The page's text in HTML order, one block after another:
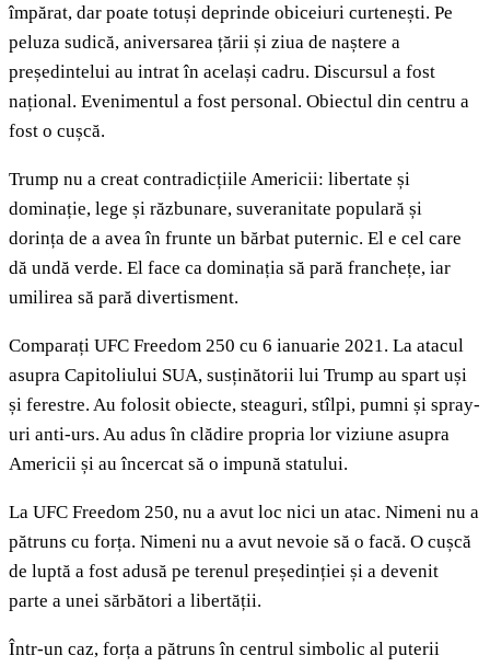
împărat, dar poate totuși deprinde obiceiuri curtenești. Pe
peluza sudică, aniversarea țării și ziua de naștere a
președintelui au intrat în același cadru. Discursul a fost
național. Evenimentul a fost personal. Obiectul din centru a
fost o cușcă.
Trump nu a creat contradicțiile Americii: libertate și
dominație, lege și răzbunare, suveranitate populară și
dorința de a avea în frunte un bărbat puternic. El e cel care
dă undă verde. El face ca dominația să pară franchețe, iar
umilirea să pară divertisment.
Comparați UFC Freedom 250 cu 6 ianuarie 2021. La atacul
asupra Capitoliului SUA, susținătorii lui Trump au spart uși
și ferestre. Au folosit obiecte, steaguri, stîlpi, pumni și spray-
uri anti-urs. Au adus în clădire propria lor viziune asupra
Americii și au încercat să o impună statului.
La UFC Freedom 250, nu a avut loc nici un atac. Nimeni nu a
pătruns cu forța. Nimeni nu a avut nevoie să o facă. O cușcă
de luptă a fost adusă pe terenul președinției și a devenit
parte a unei sărbători a libertății.
Într-un caz, forța a pătruns în centrul simbolic al puterii